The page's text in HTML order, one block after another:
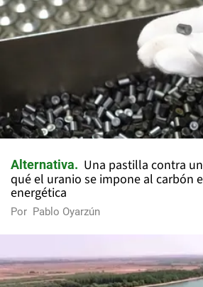
Alternativa
Una pastilla contra
qué el uranio se impone al carbón
energética
Por Pablo Oyarzún